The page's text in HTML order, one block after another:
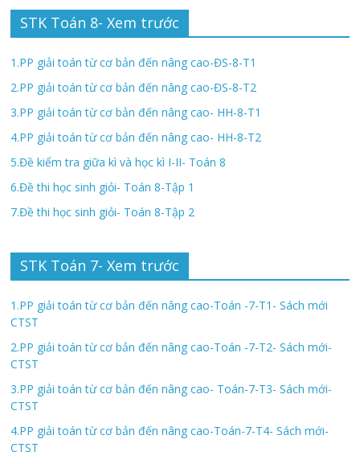
STK Toán 8- Xem trước
1.PP giải toán từ cơ bản đến nâng cao-ĐS-8-T1
2.PP giải toán từ cơ bản đến nâng cao-ĐS-8-T2
3.PP giải toán từ cơ bản đến nâng cao- HH-8-T1
4.PP giải toán từ cơ bản đến nâng cao- HH-8-T2
5.Đề kiểm tra giữa kì và học kì I-II- Toán 8
6.Đề thi học sinh giỏi- Toán 8-Tập 1
7.Đề thi học sinh giỏi- Toán 8-Tập 2
STK Toán 7- Xem trước
1.PP giải toán từ cơ bản đến nâng cao-Toán -7-T1- Sách mới
CTST
2.PP giải toán từ cơ bản đến nâng cao-Toán -7-T2- Sách mới-
CTST
3.PP giải toán từ cơ bản đến nâng cao- Toán-7-T3- Sách mới-
CTST
4.PP giải toán từ cơ bản đến nâng cao-Toán-7-T4- Sách mới-
CTST